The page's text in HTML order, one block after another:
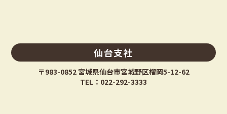
仙台支社
〒983-0852 宮城県仙台市宮城野区榴岡5-12-62
TEL：022-292-3333